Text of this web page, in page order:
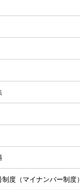
度（マイナンバー制度）